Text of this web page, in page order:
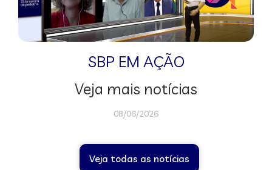
SBP EM AÇÃO
Veja mais notícias
08/06/2026
Veja todas as notícias